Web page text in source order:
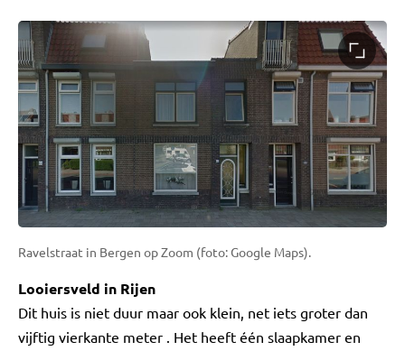
Ravelstraat in Bergen op Zoom (foto: Google Maps).
Looiersveld in Rijen
Dit huis is niet duur maar ook klein, net iets groter dan
vijftig vierkante meter . Het heeft één slaapkamer en